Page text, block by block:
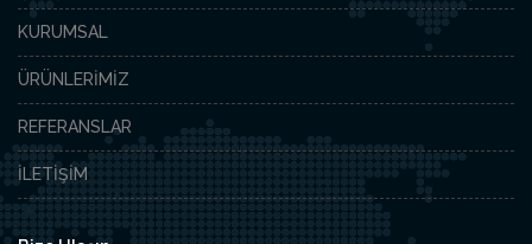
KURUMSAL
ÜRÜNLERİMİZ
REFERANSLAR
İLETİŞİM